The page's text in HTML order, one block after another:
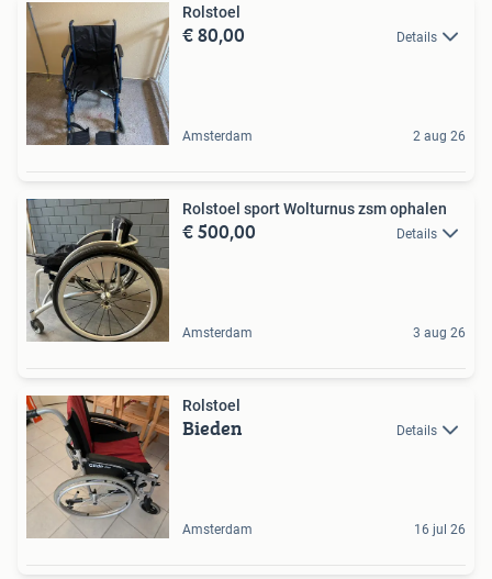
Rolstoel
€ 80,00 Details
Amsterdam 2 aug 26
Rolstoel sport Wolturnus zsm ophalen
€ 500,00 Details
Amsterdam 3 aug 26
Rolstoel
Bieden Details
Amsterdam 16 jul 26